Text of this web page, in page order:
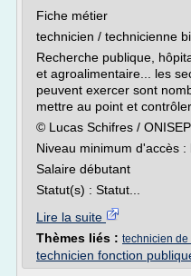
Fiche métier
technicien / technicienne
Recherche publique,
et agroalimentaire... les
peuvent exercer sont
mettre au point et
© Lucas Schifres / ONISEP
Niveau minimum d'accès :
Salaire débutant
Statut(s) : Statut...
Lire la suite
Thèmes liés : technicien
technicien fonction